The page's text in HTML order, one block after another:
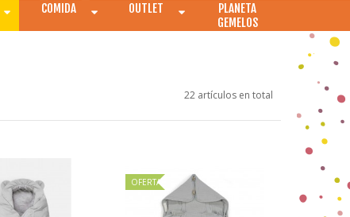
COMIDA OUTLET
PLANETA
GEMELOS
22 artículos en total
OFERTA